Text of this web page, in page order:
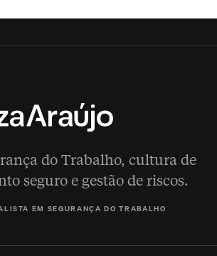
do Trabalho, cultura de
seguro e gestão de riscos.
EM SEGURANÇA DO TRABALHO